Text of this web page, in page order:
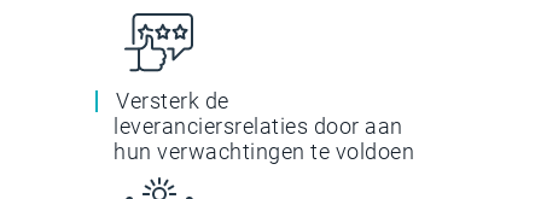
Versterk de
leveranciersrelaties door aan
hun verwachtingen te voldoen